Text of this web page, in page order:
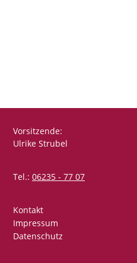
Vorsitzende:
Ulrike Strubel
Tel.: 06235 - 77 07
Kontakt
Impressum
Datenschutz